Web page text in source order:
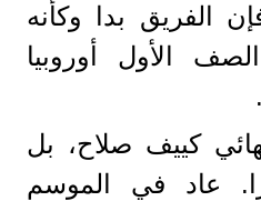
الفريق بدا وكأنه
الأول أوروبيا
كييف صلاح، بل
عاد في الموسم